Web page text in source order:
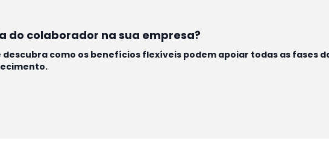
do colaborador na sua empresa?
descubra como os benefícios flexíveis podem apoiar todas as fases